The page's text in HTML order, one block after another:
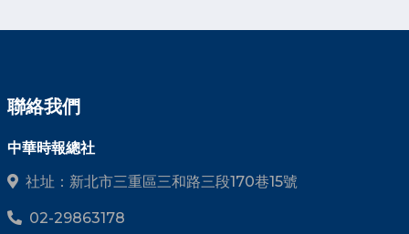
聯絡我們
中華時報總社
社址：新北市三重區三和路三段170巷15號
02-29863178